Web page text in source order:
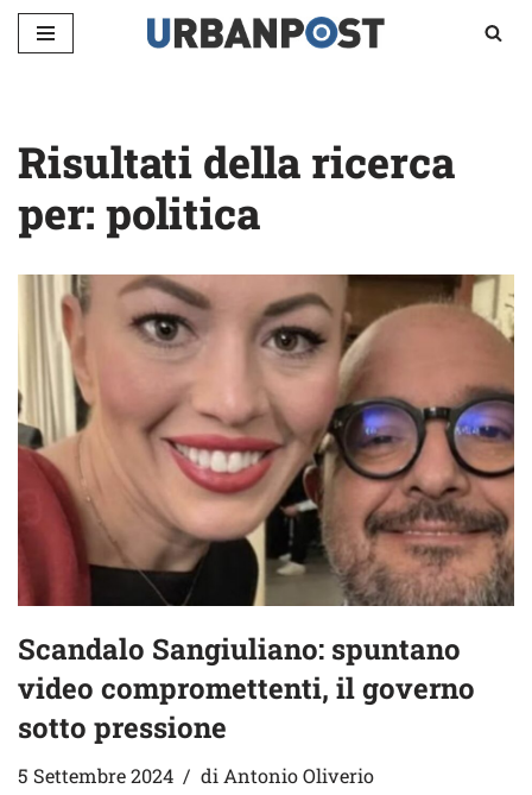
Risultati della ricerca
per: politica
Scandalo Sangiuliano: spuntano
video compromettenti, il governo
sotto pressione
5 Settembre 2024 di Antonio Oliverio